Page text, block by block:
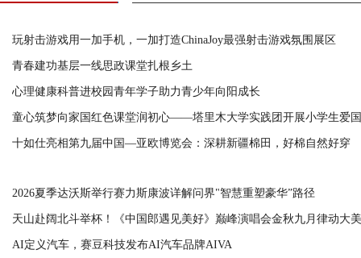
玩射击游戏用一加手机，一加打造ChinaJoy最强射击游戏氛围展区
青春建功基层一线思政课堂扎根乡土
心理健康科普进校园青年学子助力青少年向阳成长
童心筑梦向家国红色课堂润初心——塔里木大学实践团开展小学生爱
活动
十如仕亮相第九届中国—亚欧博览会：深耕新疆棉田，好棉自然好穿
2026夏季达沃斯举行赛力斯康波详解问界"智慧重塑豪华”路径
天山赴阔北斗举杯！《中国郎遇见美好》巅峰演唱会金秋九月律动大
AI定义汽车，赛豆科技发布AI汽车品牌AIVA